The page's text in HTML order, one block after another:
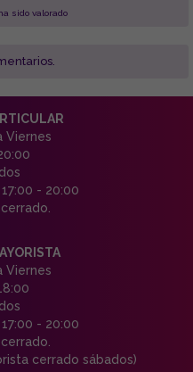
sido valorado
Viernes
- 20:00
Viernes
- 20:00
cerrado sábados)